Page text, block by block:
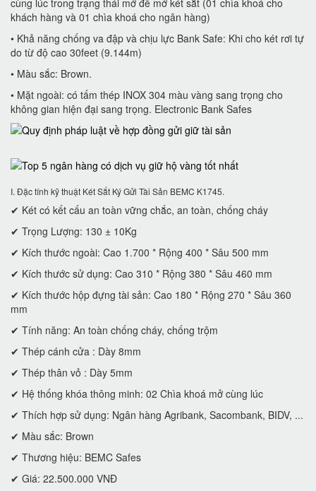
cùng lúc trong trạng thái mở để mở két sắt (01 chìa khoá cho
khách hàng và 01 chìa khoá cho ngân hàng)
• Khả năng chống va đập và chịu lực Bank Safe: Khi cho két rơi tự
do từ độ cao 30feet (9.144m)
• Màu sắc: Brown.
• Mặt ngoài: có tấm thép INOX 304 màu vàng sang trọng cho
không gian hiện đại sang trọng. Electronic Bank Safes
I. Đặc tính kỹ thuật Két Sắt Ký Gửi Tài Sản BEMC K1745.
✔ Két có kết cấu an toàn vững chắc, an toàn, chống cháy
✔ Trọng Lượng: 130 ± 10Kg
✔ Kích thước ngoài: Cao 1.700 * Rộng 400 * Sâu 500 mm
✔ Kích thước sử dụng: Cao 310 * Rộng 380 * Sâu 460 mm
✔ Kích thước hộp đựng tài sản: Cao 180 * Rộng 270 * Sâu 360
mm
✔ Tính năng: An toàn chống cháy, chống trộm
✔ Thép cánh cửa : Dày 8mm
✔ Thép thân vỏ : Dày 5mm
✔ Hệ thống khóa thông minh: 02 Chìa khoá mở cùng lúc
✔ Thích hợp sử dụng: Ngân hàng Agribank, Sacombank, BIDV, ...
✔ Màu sắc: Brown
✔ Thương hiệu: BEMC Safes
✔ Giá: 22.500.000 VNĐ